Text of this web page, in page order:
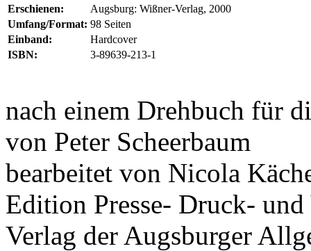
Erschienen:
Augsburg: Wißner-Verlag, 2000
Umfang/Format: 98 Seiten
Einband:
Hardcover
ISBN:
3-89639-213-1
nach einem Drehbuch für
von Peter Scheerbaum
bearbeitet von Nicola
Edition Presse- Druck-
Verlag der Augsburger